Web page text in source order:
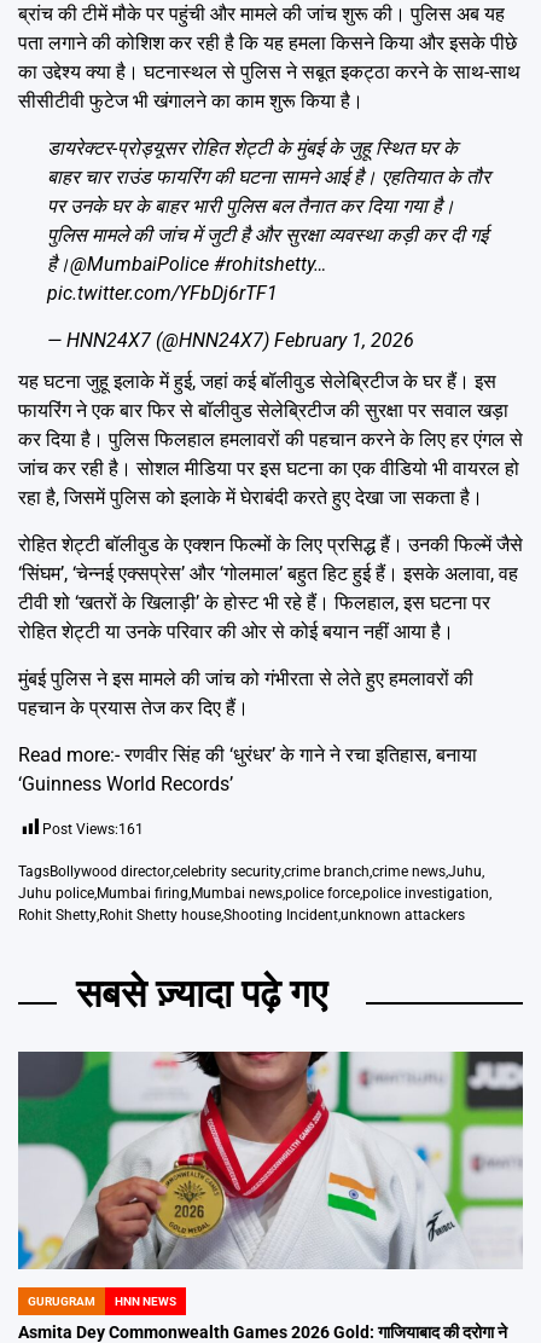
ब्रांच की टीमें मौके पर पहुंची और मामले की जांच शुरू की। पुलिस अब यह
पता लगाने की कोशिश कर रही है कि यह हमला किसने किया और इसके पीछे
का उद्देश्य क्या है। घटनास्थल से पुलिस ने सबूत इकट्ठा करने के साथ-साथ
सीसीटीवी फुटेज भी खंगालने का काम शुरू किया है।
डायरेक्टर-प्रोड्यूसर रोहित शेट्टी के मुंबई के जुहू स्थित घर के
बाहर चार राउंड फायरिंग की घटना सामने आई है। एहतियात के तौर
पर उनके घर के बाहर भारी पुलिस बल तैनात कर दिया गया है।
पुलिस मामले की जांच में जुटी है और सुरक्षा व्यवस्था कड़ी कर दी गई
है।@MumbaiPolice #rohitshetty…
pic.twitter.com/YFbDj6rTF1
— HNN24X7 (@HNN24X7) February 1, 2026
यह घटना जुहू इलाके में हुई, जहां कई बॉलीवुड सेलेब्रिटीज के घर हैं। इस
फायरिंग ने एक बार फिर से बॉलीवुड सेलेब्रिटीज की सुरक्षा पर सवाल खड़ा
कर दिया है। पुलिस फिलहाल हमलावरों की पहचान करने के लिए हर एंगल से
जांच कर रही है। सोशल मीडिया पर इस घटना का एक वीडियो भी वायरल हो
रहा है, जिसमें पुलिस को इलाके में घेराबंदी करते हुए देखा जा सकता है।
रोहित शेट्टी बॉलीवुड के एक्शन फिल्मों के लिए प्रसिद्ध हैं। उनकी फिल्में जैसे
‘सिंघम’, ‘चेन्नई एक्सप्रेस’ और ‘गोलमाल’ बहुत हिट हुई हैं। इसके अलावा, वह
टीवी शो ‘खतरों के खिलाड़ी’ के होस्ट भी रहे हैं। फिलहाल, इस घटना पर
रोहित शेट्टी या उनके परिवार की ओर से कोई बयान नहीं आया है।
मुंबई पुलिस ने इस मामले की जांच को गंभीरता से लेते हुए हमलावरों की
पहचान के प्रयास तेज कर दिए हैं।
Read more:-रणवीर सिंह की ‘धुरंधर’ के गाने ने रचा इतिहास, बनाया
‘Guinness World Records’
Post Views:161
TagsBollywood directorcelebrity securitycrime branch crime newsJuhu
Juhu police Mumbai firing Mumbai newspolice forcepolice investigation
Rohit Shetty Rohit Shetty houseShooting Incidentunknown attackers
सबसे ज़्यादा पढ़े गए
POSTED
IN
GURUGRAM HNN NEWS
Asmita Dey Commonwealth Games 2026 Gold: गाजियाबाद की दरोगा ने